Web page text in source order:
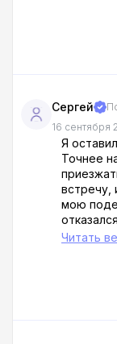
Сергей
16 сентября
Я
Точнее
встречу,
мою
если вы
Читать